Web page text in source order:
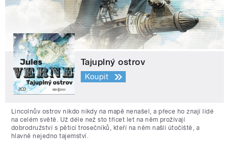
Tajuplný ostrov
Koupit
Lincolnův ostrov nikdo nikdy na mapě nenašel, a přece ho znají lidé
na celém světě. Už déle než sto třicet let na něm prožívají
dobrodružství s pěticí trosečníků, kteří na něm našli útočiště, a
hlavně nejedno tajemství.